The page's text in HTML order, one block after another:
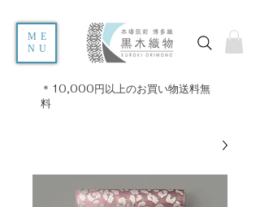
ME
NU
＊10,000円以上のお買い物送料無
料